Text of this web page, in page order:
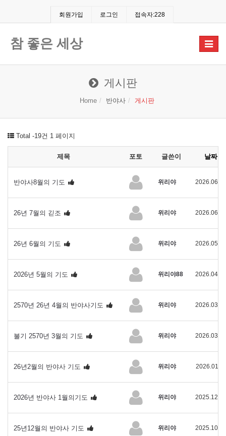
회원가입 로그인 접속자:228
Toggle
참 좋은 세상
게시판
Home 반야사 게시판
Total -19건 1 페이지
제목 포토 글쓴이 날짜
반야사8월의 기도 위리야 2026.06.08
26년 7월의 긷조 위리야 2026.06.08
26년 6월의 기도 위리야 2026.05.08
2026년 5월의 기도 위리야88 2026.04.10
2570년 26년 4월의 반야사기도 위리야 2026.03.03
불기 2570년 3월의 기도 위리야 2026.03.03
26년2월의 반야사 기도 위리야 2026.01.11
2026년 반야사 1월의기도 위리야 2025.12.05
25년12월의 반야사 기도 위리야 2025.10.30